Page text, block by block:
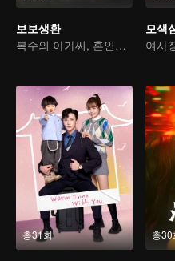
보보생환
복수의 아가씨, 혼인을 미끼로 재벌가에 시집간다
모색
여사
총31회 총30